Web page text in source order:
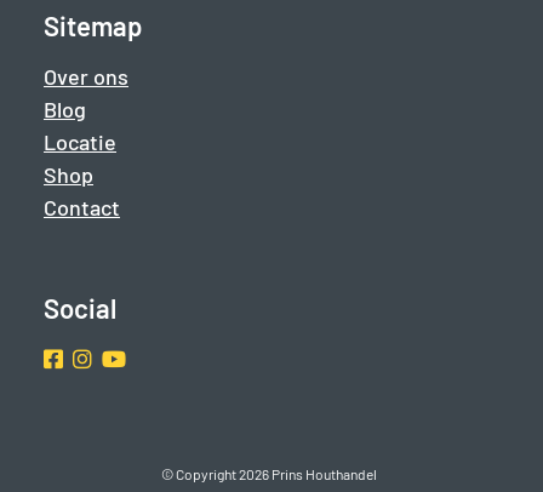
Sitemap
Over ons
Blog
Locatie
Shop
Contact
Social
Facebook
Instragram
Youtube
© Copyright 2026 Prins Houthandel